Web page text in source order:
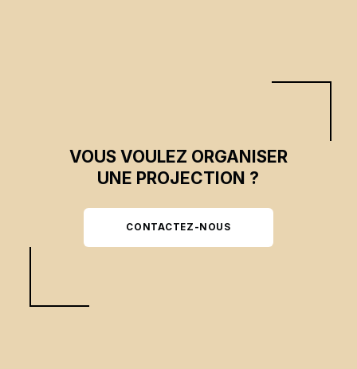
VOUS VOULEZ ORGANISER
UNE PROJECTION ?
CONTACTEZ-NOUS